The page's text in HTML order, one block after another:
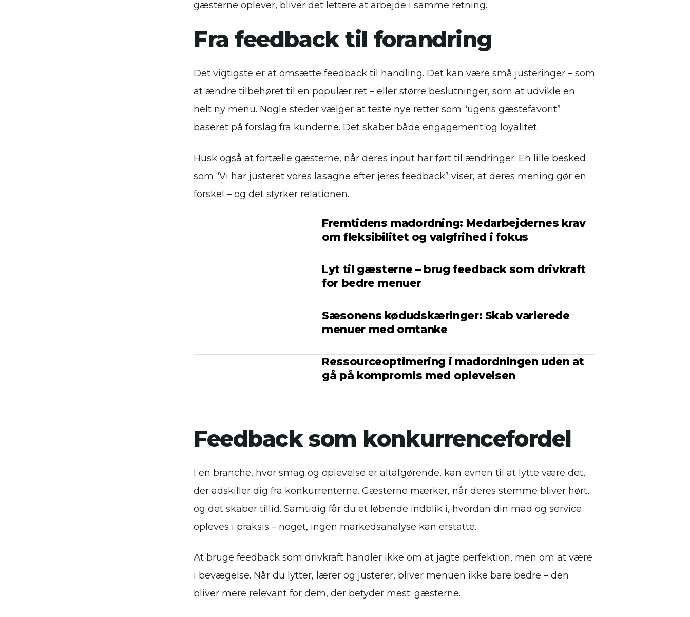
gæsterne oplever, bliver det lettere at arbejde i samme retning.
Fra feedback til forandring
Det vigtigste er at omsætte feedback til handling. Det kan være små justeringer – som
at ændre tilbehøret til en populær ret – eller større beslutninger, som at udvikle en
helt ny menu. Nogle steder vælger at teste nye retter som “ugens gæstefavorit”
baseret på forslag fra kunderne. Det skaber både engagement og loyalitet.
Husk også at fortælle gæsterne, når deres input har ført til ændringer. En lille besked
som “Vi har justeret vores lasagne efter jeres feedback” viser, at deres mening gør en
forskel – og det styrker relationen.
Fremtidens madordning: Medarbejdernes krav
om fleksibilitet og valgfrihed i fokus
Lyt til gæsterne – brug feedback som drivkraft
for bedre menuer
Sæsonens kødudskæringer: Skab varierede
menuer med omtanke
Ressourceoptimering i madordningen uden at
gå på kompromis med oplevelsen
Feedback som konkurrencefordel
I en branche, hvor smag og oplevelse er altafgørende, kan evnen til at lytte være det,
der adskiller dig fra konkurrenterne. Gæsterne mærker, når deres stemme bliver hørt,
og det skaber tillid. Samtidig får du et løbende indblik i, hvordan din mad og service
opleves i praksis – noget, ingen markedsanalyse kan erstatte.
At bruge feedback som drivkraft handler ikke om at jagte perfektion, men om at være
i bevægelse. Når du lytter, lærer og justerer, bliver menuen ikke bare bedre – den
bliver mere relevant for dem, der betyder mest: gæsterne.